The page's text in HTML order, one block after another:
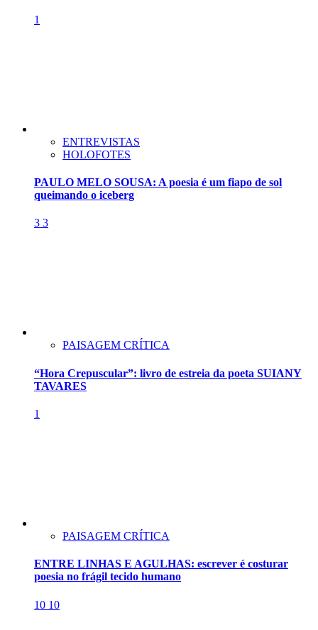
1
ENTREVISTAS
HOLOFOTES
PAULO MELO SOUSA: A poesia é um fiapo de sol
queimando o iceberg
3 3
PAISAGEM CRÍTICA
“Hora Crepuscular”: livro de estreia da poeta SUIANY
TAVARES
1
PAISAGEM CRÍTICA
ENTRE LINHAS E AGULHAS: escrever é costurar
poesia no frágil tecido humano
10 10